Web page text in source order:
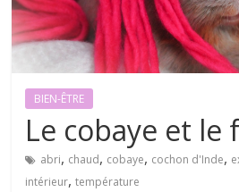
BIEN-ÊTRE
Le cobaye et le
abri, chaud, cobaye, cochon d'Inde,
intérieur,température